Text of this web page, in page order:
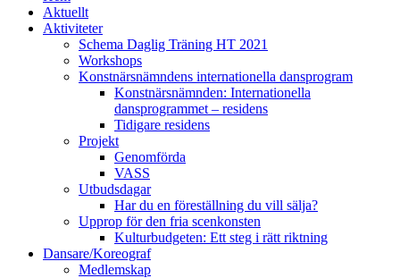
Aktuellt
Aktiviteter
Schema Daglig Träning HT 2021
Workshops
Konstnärsnämndens internationella dansprogram
Konstnärsnämnden: Internationella
dansprogrammet – residens
Tidigare residens
Projekt
Genomförda
VASS
Utbudsdagar
Har du en föreställning du vill sälja?
Upprop för den fria scenkonsten
Kulturbudgeten: Ett steg i rätt riktning
Dansare/Koreograf
Medlemskap